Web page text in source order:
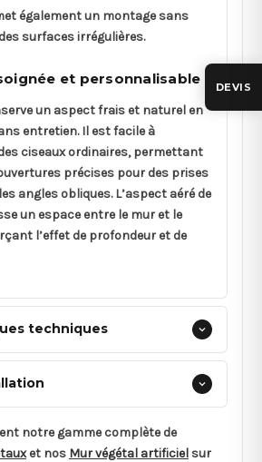
également un montage sans
surfaces irrégulières.
et personnalisable
un aspect frais et naturel en
entretien. Il est facile à
ciseaux ordinaires, permettant
précises pour des prises
angles obliques. L’aspect aéré de
un espace entre le mur et le
l’effet de profondeur et de
techniques
notre gamme complète de
et nos Mur végétal artificiel sur
DEVIS